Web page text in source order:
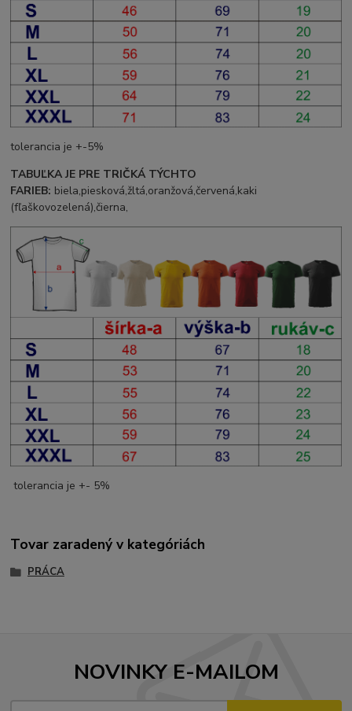
tolerancia je +-5%
TABUĽKA JE PRE TRIČKÁ TÝCHTO
FARIEB: biela,piesková,žltá,oranžová,červená,kaki
(fľaškovozelená),čierna,
tolerancia je +- 5%
Tovar zaradený v kategóriách
PRÁCA
NOVINKY E-MAILOM